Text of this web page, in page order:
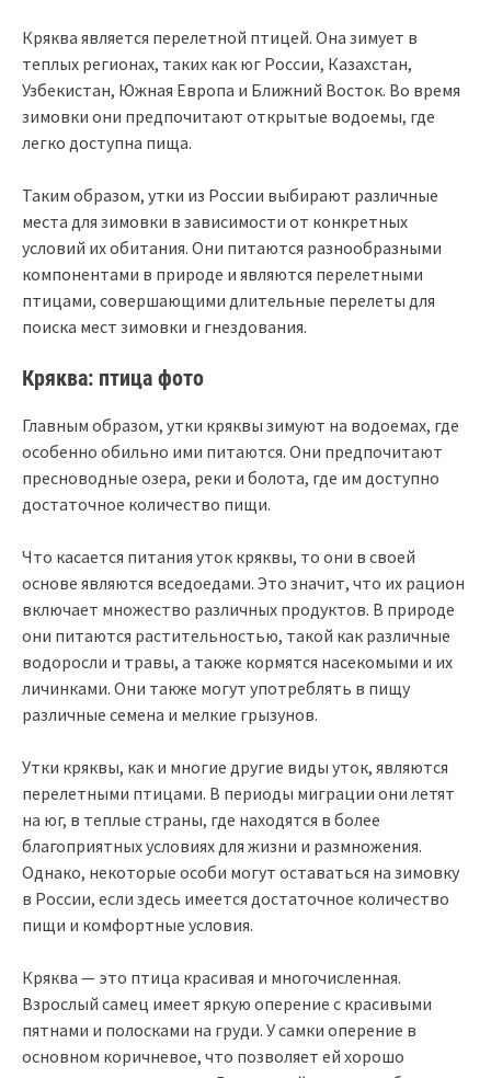
Кряква является перелетной птицей. Она зимует в
теплых регионах, таких как юг России, Казахстан,
Узбекистан, Южная Европа и Ближний Восток. Во время
зимовки они предпочитают открытые водоемы, где
легко доступна пища.
Таким образом, утки из России выбирают различные
места для зимовки в зависимости от конкретных
условий их обитания. Они питаются разнообразными
компонентами в природе и являются перелетными
птицами, совершающими длительные перелеты для
поиска мест зимовки и гнездования.
Кряква: птица фото
Главным образом, утки кряквы зимуют на водоемах, где
особенно обильно ими питаются. Они предпочитают
пресноводные озера, реки и болота, где им доступно
достаточное количество пищи.
Что касается питания уток кряквы, то они в своей
основе являются вседоедами. Это значит, что их рацион
включает множество различных продуктов. В природе
они питаются растительностью, такой как различные
водоросли и травы, а также кормятся насекомыми и их
личинками. Они также могут употреблять в пищу
различные семена и мелкие грызунов.
Утки кряквы, как и многие другие виды уток, являются
перелетными птицами. В периоды миграции они летят
на юг, в теплые страны, где находятся в более
благоприятных условиях для жизни и размножения.
Однако, некоторые особи могут оставаться на зимовку
в России, если здесь имеется достаточное количество
пищи и комфортные условия.
Кряква — это птица красивая и многочисленная.
Взрослый самец имеет яркую оперение с красивыми
пятнами и полосками на груди. У самки оперение в
основном коричневое, что позволяет ей хорошо